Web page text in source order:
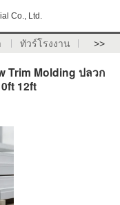
Co., Ltd.
ทัวร์โรงงาน >>
Trim Molding ปลวก
12ft